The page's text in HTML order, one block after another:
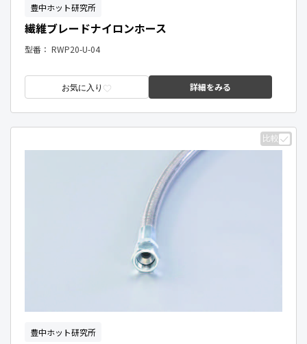
豊中ホット研究所
繊維ブレードナイロンホース
型番： RWP20-U-04
お気に入り 詳細をみる
比較
豊中ホット研究所